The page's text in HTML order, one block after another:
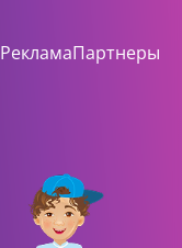
РекламаПартнеры